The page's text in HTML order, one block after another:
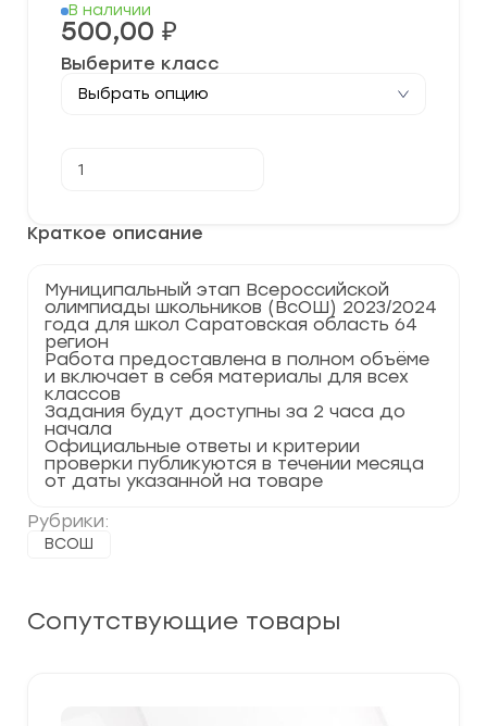
Краткое описание
Муниципальный этап Всероссийской
олимпиады школьников (ВсОШ) 2023/2024
года для школ Саратовская область 64
регион
Работа предоставлена в полном объёме
и включает в себя материалы для всех
классов
Задания будут доступны за 2 часа до
начала
Официальные ответы и критерии
проверки публикуются в течении месяца
от даты указанной на товаре
Рубрики:
ВСОШ
В наличии
500,00 ₽
Выберите класс
товара
этап
по
2024
г.
Саратовская
область
64
регион
Сопутствующие товары